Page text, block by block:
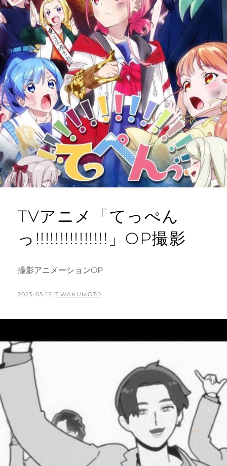
TVアニメ「てっぺん
っ!!!!!!!!!!!!!!!」OP撮影
撮影アニメーションOP
POSTED
2023-05-15 BY
T.WAKUMOTO